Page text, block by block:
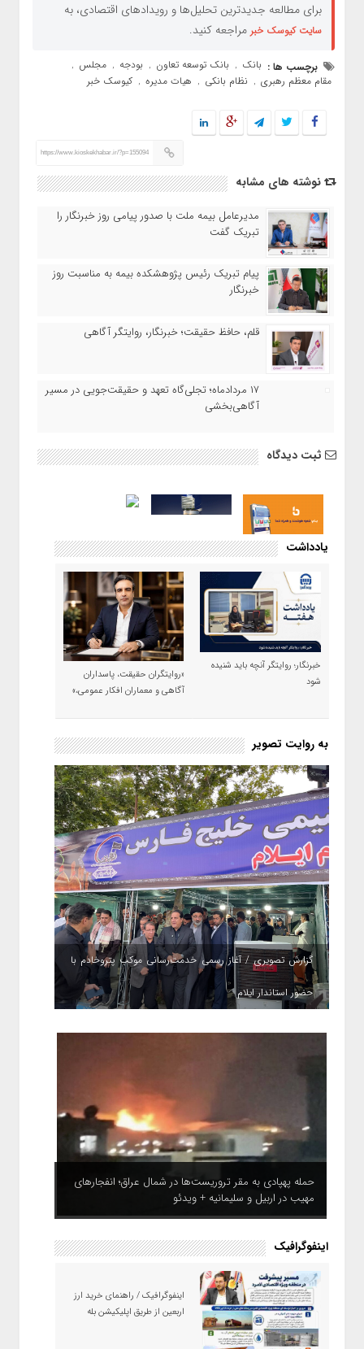
برای مطالعه جدیدترین تحلیل‌ها و رویدادهای اقتصادی، به
سایت کیوسک خبر مراجعه کنید.
برچسب ها : بانک , بانک توسعه تعاون , بودجه , مجلس ,
مقام معظم رهبری , نظام بانکی , هیات مدیره , کیوسک خبر
https://www.kioskekhabar.ir/?p=155094
نوشته های مشابه
مدیرعامل بیمه ملت با صدور پیامی روز خبرنگار را
تبریک گفت
پیام تبریک رئیس پژوهشکده بیمه به مناسبت روز
خبرنگار
قلم، حافظ حقیقت؛ خبرنگار، روایتگر آگاهی
۱۷ مردادماه‌؛ تجلی‌گاه تعهد و حقیقت‌جویی در مسیر
آگاهی‌بخشی
ثبت دیدگاه
یادداشت
خبرنگار؛ روایتگر آنچه باید شنیده
شود
«روایتگران حقیقت، پاسداران
آگاهی و معماران افکار عمومی،»
به روایت تصویر
گزارش تصویری / آغاز رسمی خدمت‌رسانی موکب پتروخادم با
حضور استاندار ایلام
حمله پهپادی به مقر تروریست‌ها در شمال عراق؛ انفجارهای
مهیب در اربیل و سلیمانیه + ویدئو
اینفوگرافیک
اینفوگرافیک / راهنمای خرید ارز
اربعین از طریق اپلیکیشن بله